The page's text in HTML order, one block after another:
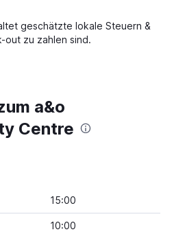
geschätzte lokale Steuern &
out zu zahlen sind.
a&o
Centre
15:00
10:00